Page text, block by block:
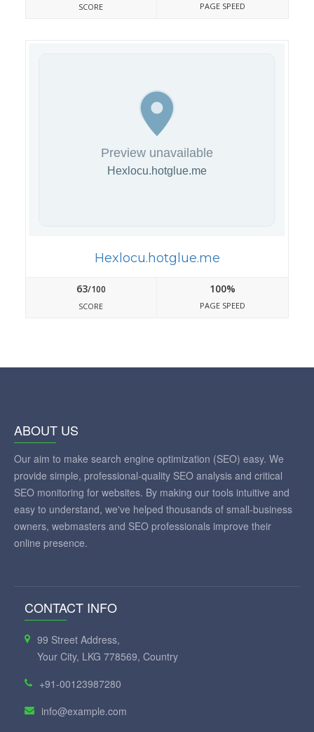
SCORE PAGE SPEED
Hexlocu.hotglue.me
63/100
SCORE
100%
PAGE SPEED
ABOUT US
Our aim to make search engine optimization (SEO) easy. We
provide simple, professional-quality SEO analysis and critical
SEO monitoring for websites. By making our tools intuitive and
easy to understand, we've helped thousands of small-business
owners, webmasters and SEO professionals improve their
online presence.
CONTACT INFO
99 Street Address,
Your City, LKG 778569, Country
+91-00123987280
info@example.com